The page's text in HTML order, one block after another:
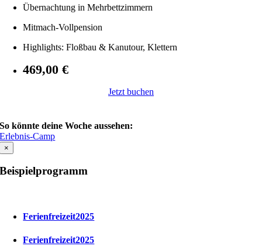
Übernachtung in Mehrbettzimmern
Mitmach-Vollpension
Highlights: Floßbau & Kanutour, Klettern
469,00 €
Jetzt buchen
So könnte deine Woche aussehen:
Erlebnis-Camp
×
Beispielprogramm
Ferienfreizeit2025
Ferienfreizeit2025